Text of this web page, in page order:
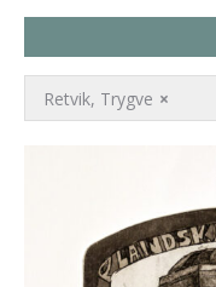
×
Retvik, Trygve